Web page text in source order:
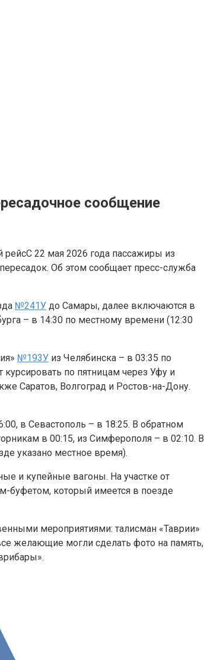
сообщение
С 22 мая 2026 года пассажиры из
Об этом сообщает пресс-служба
№241У до Самары, далее включаются в
– в 14:30 по местному времени (12:30
№193У из Челябинска – в 03:35 по
по пятницам через Уфу и
Саратов, Волгоград и Ростов-на-Дону.
в Севастополь – в 18:25. В обратном
в 00:15, из Симферополя – в 02:10. В
указано местное время).
и купейные вагоны. На участке от
буфетом, который имеется в поезде
мероприятиями: талисман «Таврии»
желающие могли сделать фото на память,